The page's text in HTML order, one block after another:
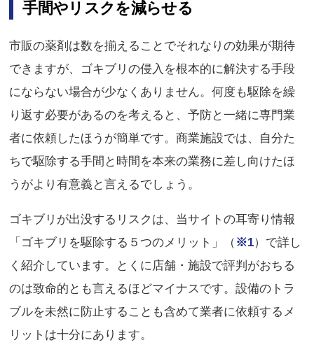
手間やリスクを減らせる
市販の薬剤は数を揃えることでそれなりの効果が期待
できますが、ゴキブリの侵入を根本的に解決する手段
にならない場合が少なくありません。何度も駆除を繰
り返す必要があるのを考えると、予防と一緒に専門業
者に依頼したほうが簡単です。商業施設では、自分た
ちで駆除する手間と時間を本来の業務に差し向けたほ
うがより有意義と言えるでしょう。
ゴキブリが出没するリスクは、当サイトの耳寄り情報
「ゴキブリを駆除する５つのメリット」（ ※1）で詳し
く紹介しています。とくに店舗・施設で評判がおちる
のは致命的とも言えるほどマイナスです。設備のトラ
ブルを未然に防止することも含めて業者に依頼するメ
リットは十分にあります。